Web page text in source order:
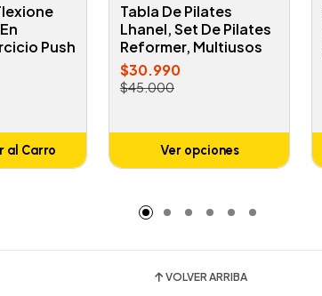
Push
al Carro
Tabla De Pilates
Lhanel, Set De Pilates
Reformer, Multiusos
$30.990
$45.000
Ver opciones
VOLVER ARRIBA